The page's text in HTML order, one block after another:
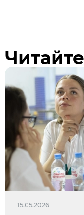
15.05.2026